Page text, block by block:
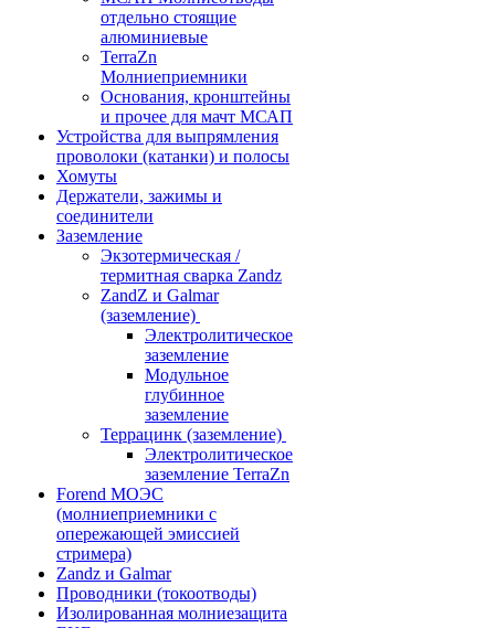
отдельно стоящие
алюминиевые
TerraZn
Молниеприемники
Основания, кронштейны
и прочее для мачт МСАП
Устройства для выпрямления
проволоки (катанки) и полосы
Хомуты
Держатели, зажимы и
соединители
Заземление
Экзотермическая /
термитная сварка Zandz
ZandZ и Galmar
(заземление)
Электролитическое
заземление
Модульное
глубинное
заземление
Террацинк (заземление)
Электролитическое
заземление TerraZn
Forend МОЭС
(молниеприемники с
опережающей эмиссией
стримера)
Zandz и Galmar
Проводники (токоотводы)
Изолированная молниезащита